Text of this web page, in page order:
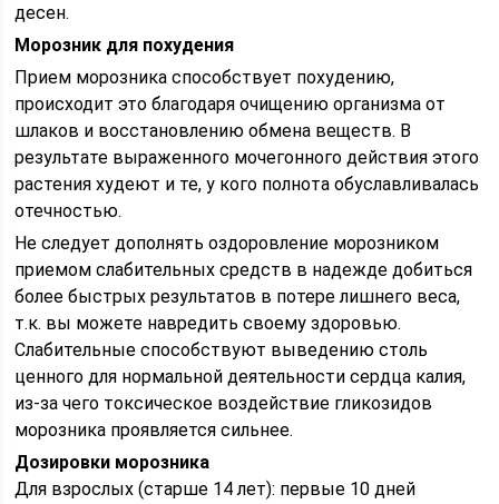
десен.
Морозник для похудения
Прием морозника способствует похудению,
происходит это благодаря очищению организма от
шлаков и восстановлению обмена веществ. В
результате выраженного мочегонного действия этого
растения худеют и те, у кого полнота обуславливалась
отечностью.
Не следует дополнять оздоровление морозником
приемом слабительных средств в надежде добиться
более быстрых результатов в потере лишнего веса,
т.к. вы можете навредить своему здоровью.
Слабительные способствуют выведению столь
ценного для нормальной деятельности сердца калия,
из-за чего токсическое воздействие гликозидов
морозника проявляется сильнее.
Дозировки морозника
Для взрослых (старше 14 лет): первые 10 дней